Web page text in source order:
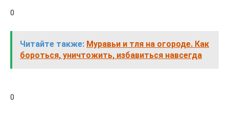
0
Читайте также: Муравьи и тля на огороде. Как
бороться, уничтожить, избавиться навсегда
0